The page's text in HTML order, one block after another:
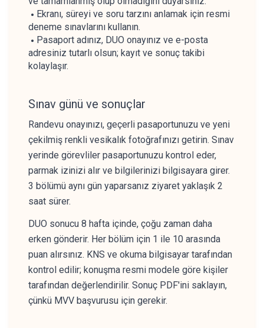
Ekranı, süreyi ve soru tarzını anlamak için resmi
deneme sınavlarını kullanın.
Pasaport adınız, DUO onayınız ve e-posta
adresiniz tutarlı olsun; kayıt ve sonuç takibi
kolaylaşır.
Sınav günü ve sonuçlar
Randevu onayınızı, geçerli pasaportunuzu ve yeni
çekilmiş renkli vesikalık fotoğrafınızı getirin. Sınav
yerinde görevliler pasaportunuzu kontrol eder,
parmak izinizi alır ve bilgilerinizi bilgisayara girer.
3 bölümü aynı gün yaparsanız ziyaret yaklaşık 2
saat sürer.
DUO sonucu 8 hafta içinde, çoğu zaman daha
erken gönderir. Her bölüm için 1 ile 10 arasında
puan alırsınız. KNS ve okuma bilgisayar tarafından
kontrol edilir; konuşma resmi modele göre kişiler
tarafından değerlendirilir. Sonuç PDF'ini saklayın,
çünkü MVV başvurusu için gerekir.